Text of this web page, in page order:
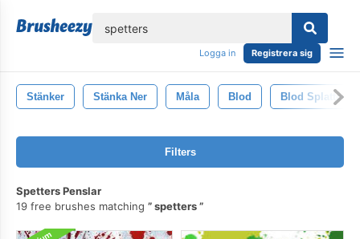
Logga in Registrera sig
Stänker Stänka Ner Måla Blod Blod Splatter
Filters
Spetters Penslar
19 free brushes matching
spetters